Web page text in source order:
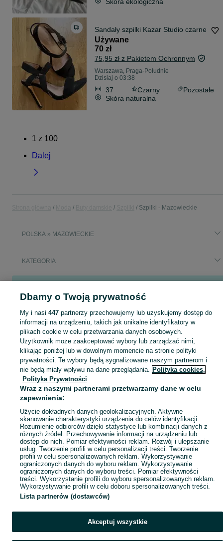
Sandały szpilki Kazar Studio czarne
Używane
70 zł
75,95 zł z Pakietem Ochronnym
Warszawa, Praga-Południe
Dzisiaj o 03:38
37 Czarny
Pozostałe
Skóra naturalna
1 z 100
Dalej
Szpilki - Mazowieckie
POLSKA » MAZOWIECKIE
KATEGORIA
Popularne wyszukiwania
szpilki obcasy h&m
Szeroki wybór szpilek damskich Mazowieckie ▶️ Różne marki, kolory i rozmiary ✅ Nowe i używane w atrakcyjnych cenach ✌ Znajdź oferty na OLX.pl! Zobacz
Mapa kategorii
Mapa miejscowości
Mapa ministron
Popularne wyszukiwania
Dbamy o Twoją prywatność
My i nasi 447partnerzy przechowujemy lub uzyskujemy dostęp do
informacji na urządzeniu, takich jak unikalne identyfikatory w
plikach cookie w celu przetwarzania danych osobowych.
Użytkownik może zaakceptować wybory lub zarządzać nimi,
klikając poniżej lub w dowolnym momencie na stronie polityki
prywatności. Te wybory będą sygnalizowane naszym partnerom i
nie będą miały wpływu na dane przeglądania. Polityka cookies,
Polityka Prywatności
Wraz z naszymi partnerami przetwarzamy dane w celu
zapewnienia:
Użycie dokładnych danych geolokalizacyjnych. Aktywne
skanowanie charakterystyki urządzenia do celów identyfikacji.
Rozumienie odbiorców dzięki statystyce lub kombinacji danych z
różnych źródeł. Przechowywanie informacji na urządzeniu lub
dostęp do nich. Pomiar efektywności reklam. Rozwój i ulepszanie
usług. Tworzenie profili w celu personalizacji treści. Tworzenie
profili w celu spersonalizowanych reklam. Wykorzystywanie
ograniczonych danych do wyboru reklam. Wykorzystywanie
ograniczonych danych do wyboru treści. Pomiar efektywności
treści. Wykorzystanie profili do wyboru spersonalizowanych reklam.
Wykorzystywanie profili w celu doboru spersonalizowanych treści.
Lista partnerów (dostawców)
Akceptuj wszystkie